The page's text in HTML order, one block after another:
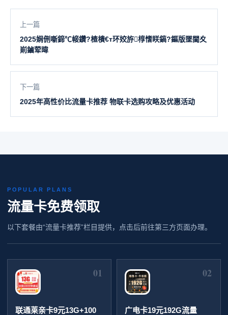
上一篇
2025娴侀噺鍗℃帹鑽?楂樻€т环姣斿椁愭眹鎬?鏂版墜閫夊
崱鏀荤暐
下一篇
2025年高性价比流量卡推荐 物联卡选购攻略及优惠活动
POPULAR PLANS
流量卡免费领取
以下套餐由“流量卡推荐”栏目提供，点击后前往第三方页面办理。
01
联通莱亲卡9元13G+100
02
广电卡19元192G流量